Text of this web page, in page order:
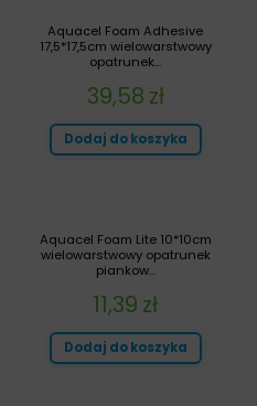
Aquacel Foam Adhesive
17,5*17,5cm wielowarstwowy
opatrunek...
39,58 zł
Dodaj do koszyka
Aquacel Foam Lite 10*10cm
wielowarstwowy opatrunek
piankow...
11,39 zł
Dodaj do koszyka